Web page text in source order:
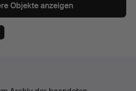
Objekte anzeigen